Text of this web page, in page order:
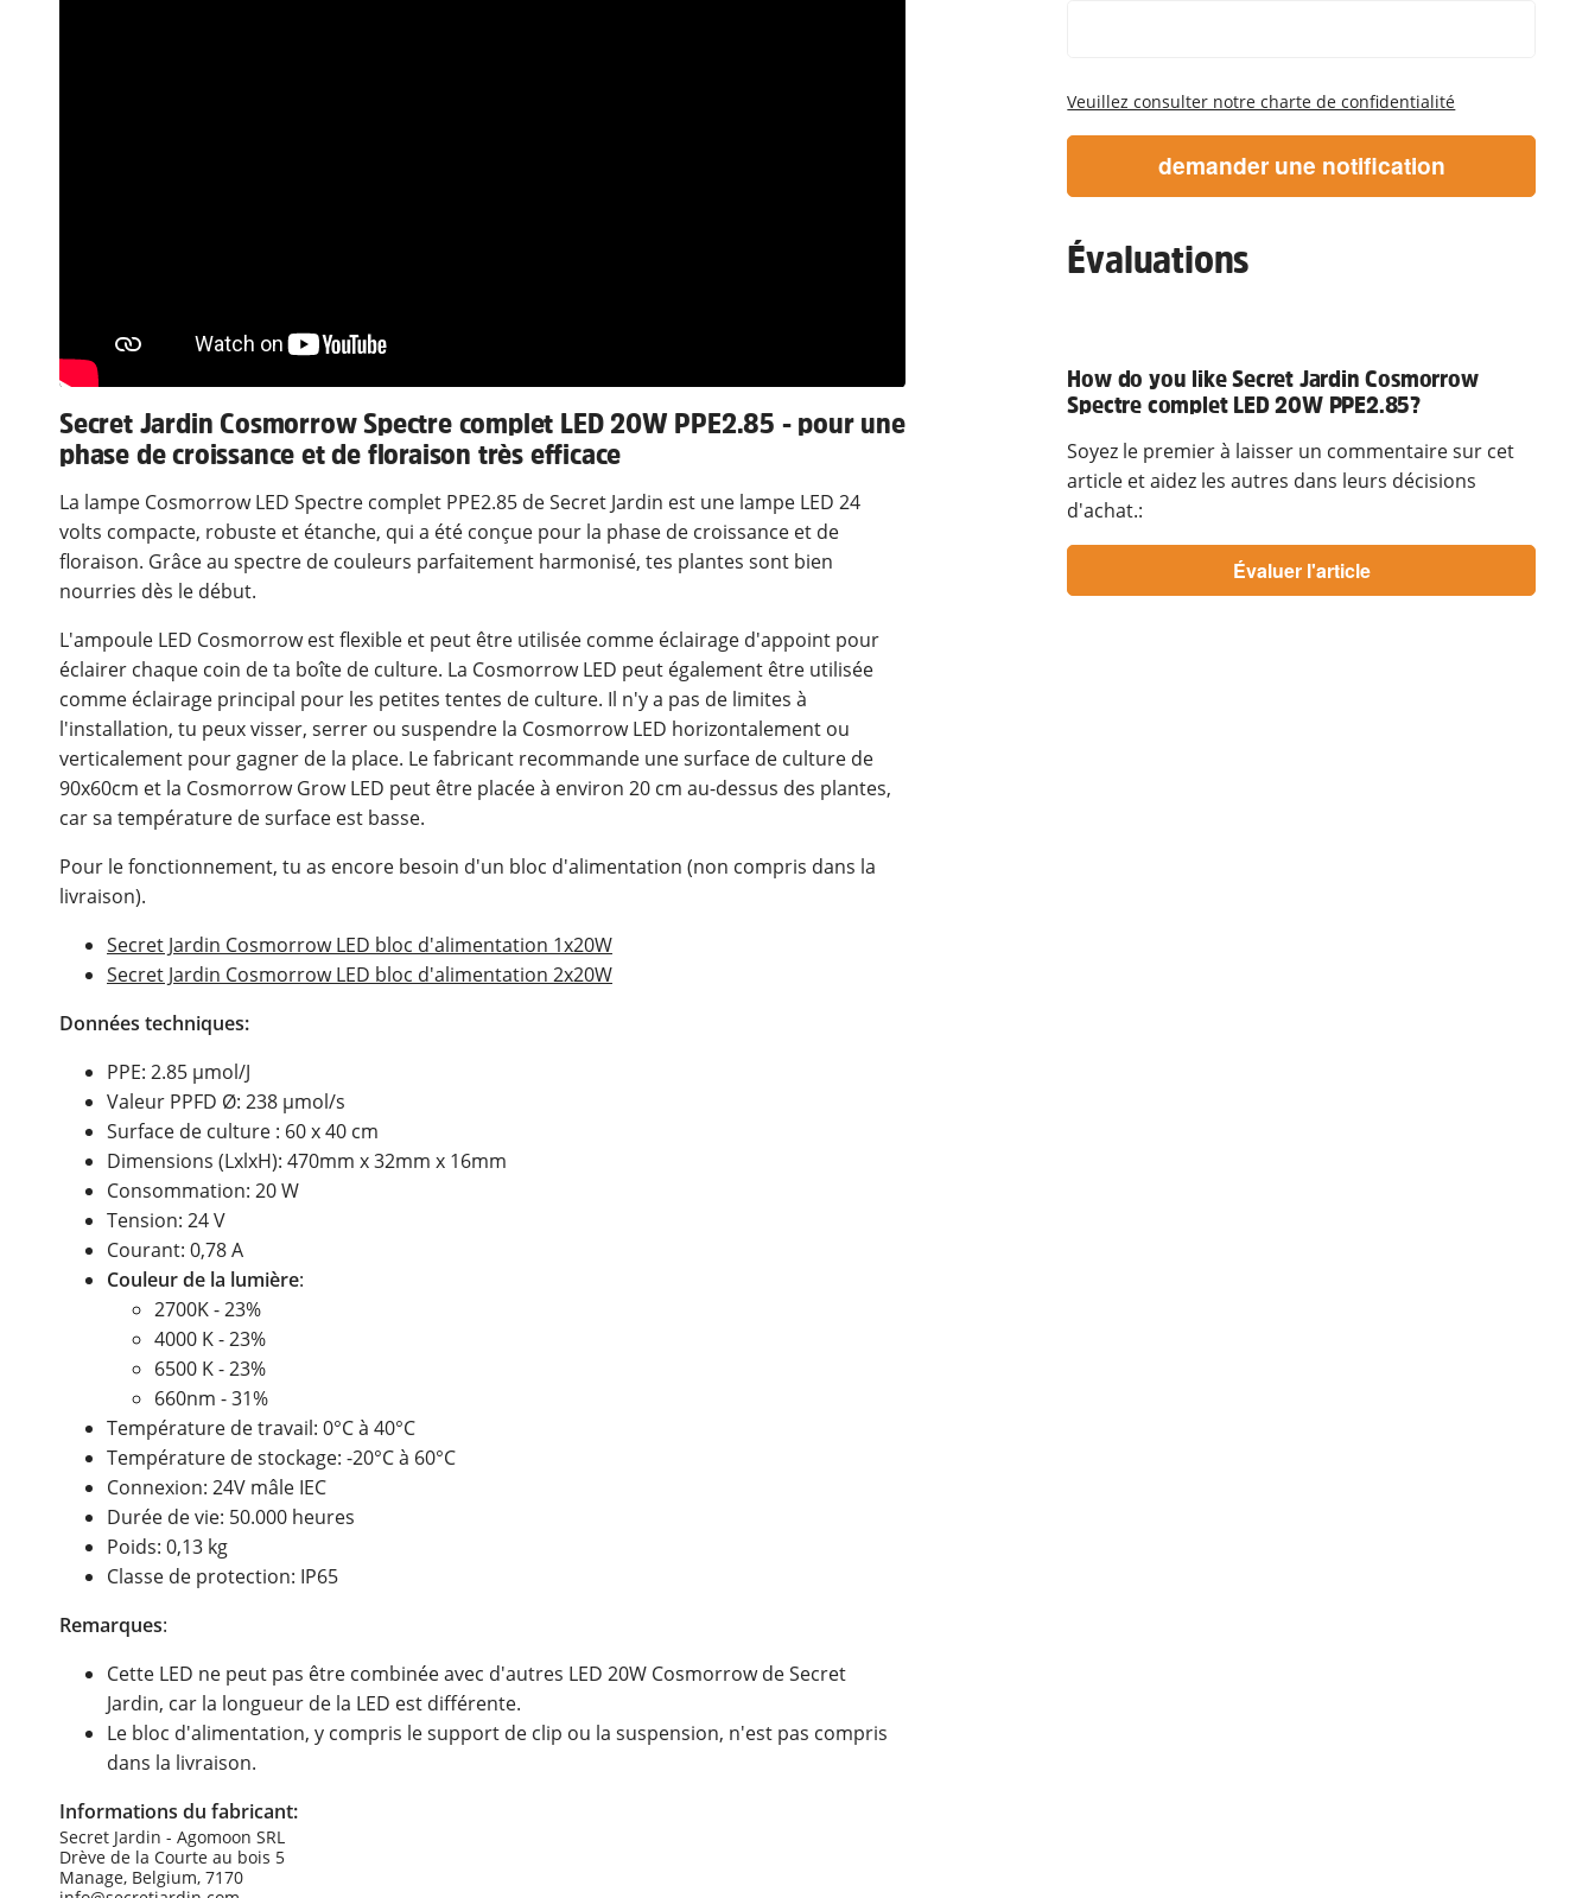
Secret Jardin Cosmorrow Spectre complet LED 20W PPE2.85 - pour une
phase de croissance et de floraison très efficace
La lampe Cosmorrow LED Spectre complet PPE2.85 de Secret Jardin est une lampe LED 24
volts compacte, robuste et étanche, qui a été conçue pour la phase de croissance et de
floraison. Grâce au spectre de couleurs parfaitement harmonisé, tes plantes sont bien
nourries dès le début.
L'ampoule LED Cosmorrow est flexible et peut être utilisée comme éclairage d'appoint pour
éclairer chaque coin de ta boîte de culture. La Cosmorrow LED peut également être utilisée
comme éclairage principal pour les petites tentes de culture. Il n'y a pas de limites à
l'installation, tu peux visser, serrer ou suspendre la Cosmorrow LED horizontalement ou
verticalement pour gagner de la place. Le fabricant recommande une surface de culture de
90x60cm et la Cosmorrow Grow LED peut être placée à environ 20 cm au-dessus des plantes,
car sa température de surface est basse.
Pour le fonctionnement, tu as encore besoin d'un bloc d'alimentation (non compris dans la
livraison).
Secret Jardin Cosmorrow LED bloc d'alimentation 1x20W
Secret Jardin Cosmorrow LED bloc d'alimentation 2x20W
Données techniques:
PPE: 2.85 µmol/J
Valeur PPFD Ø: 238 µmol/s
Surface de culture : 60 x 40 cm
Dimensions (LxlxH): 470mm x 32mm x 16mm
Consommation: 20 W
Tension: 24 V
Courant: 0,78 A
Couleur de la lumière:
2700K - 23%
4000 K - 23%
6500 K - 23%
660nm - 31%
Température de travail: 0°C à 40°C
Température de stockage: -20°C à 60°C
Connexion: 24V mâle IEC
Durée de vie: 50.000 heures
Poids: 0,13 kg
Classe de protection: IP65
Remarques:
Cette LED ne peut pas être combinée avec d'autres LED 20W Cosmorrow de Secret
Jardin, car la longueur de la LED est différente.
Le bloc d'alimentation, y compris le support de clip ou la suspension, n'est pas compris
dans la livraison.
Informations du fabricant:
Secret Jardin - Agomoon SRL
Drève de la Courte au bois 5
Manage, Belgium, 7170
Veuillez consulter notre charte de confidentialité
demander une notification
Évaluations
How do you like Secret Jardin Cosmorrow
Spectre complet LED 20W PPE2.85?
Soyez le premier à laisser un commentaire sur cet
article et aidez les autres dans leurs décisions
d'achat.: